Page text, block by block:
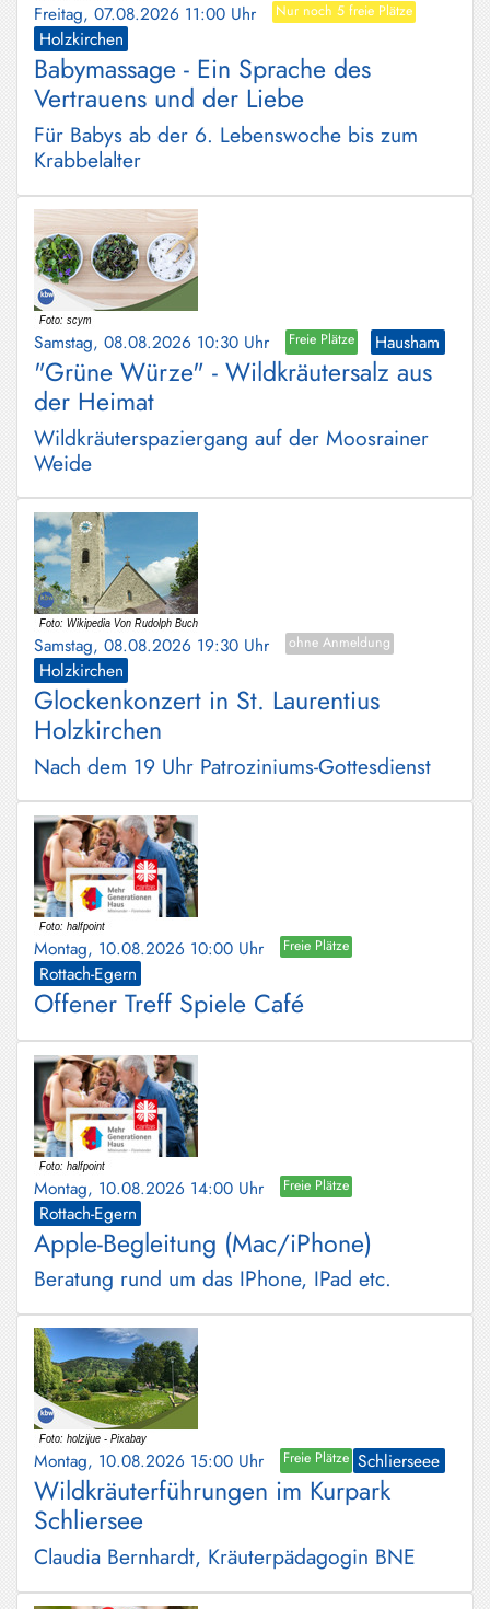
Freitag, 07.08.2026 11:00 Uhr Nur noch 5 freie Plätze
Holzkirchen
Babymassage - Ein Sprache des
Vertrauens und der Liebe
Für Babys ab der 6. Lebenswoche bis zum
Krabbelalter
Samstag, 08.08.2026 10:30 Uhr Freie Plätze Hausham
"Grüne Würze" - Wildkräutersalz aus
der Heimat
Wildkräuterspaziergang auf der Moosrainer
Weide
Samstag, 08.08.2026 19:30 Uhr ohne Anmeldung
Holzkirchen
Glockenkonzert in St. Laurentius
Holzkirchen
Nach dem 19 Uhr Patroziniums-Gottesdienst
Montag, 10.08.2026 10:00 Uhr Freie Plätze
Rottach-Egern
Offener Treff Spiele Café
Montag, 10.08.2026 14:00 Uhr Freie Plätze
Rottach-Egern
Apple-Begleitung (Mac/iPhone)
Beratung rund um das IPhone, IPad etc.
Montag, 10.08.2026 15:00 Uhr Freie Plätze Schlierseee
Wildkräuterführungen im Kurpark
Schliersee
Claudia Bernhardt, Kräuterpädagogin BNE
Neuhaus
Niklasreuth
Otterfing
Rottach-
Schaftlach
/
Waakirchen
Schliersee
Tegernsee
Warngau
/
Wall
Weyarn